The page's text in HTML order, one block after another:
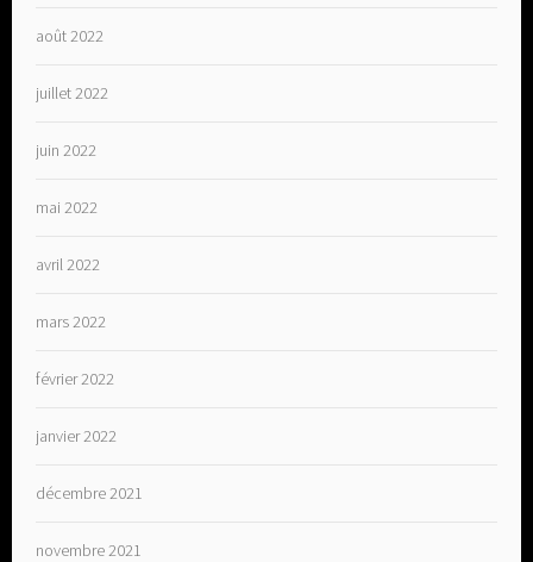
août 2022
juillet 2022
juin 2022
mai 2022
avril 2022
mars 2022
février 2022
janvier 2022
décembre 2021
novembre 2021